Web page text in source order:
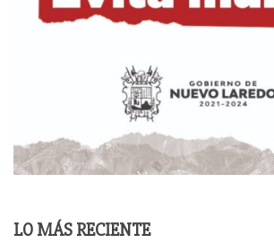
LO MÁS RECIENTE